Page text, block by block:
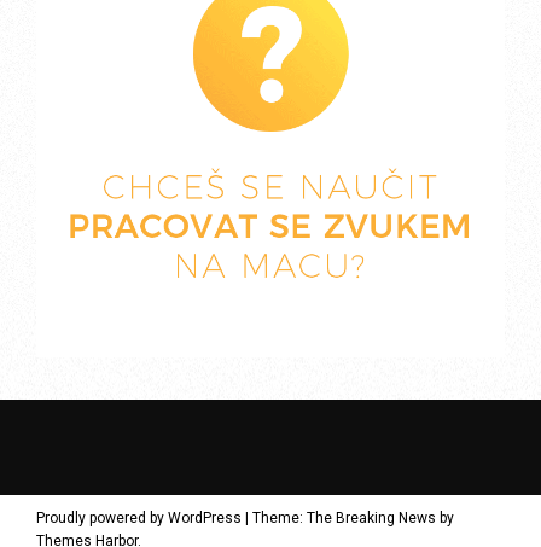
Proudly powered by WordPress
Theme: The Breaking News by
Themes Harbor.